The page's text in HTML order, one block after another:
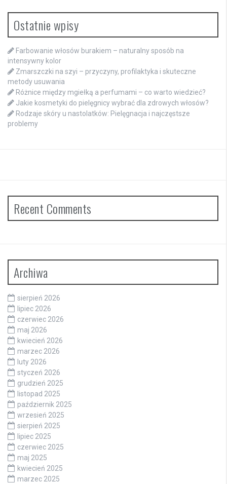
Ostatnie wpisy
Farbowanie włosów burakiem – naturalny sposób na
intensywny kolor
Zmarszczki na szyi – przyczyny, profilaktyka i skuteczne
metody usuwania
Różnice między mgiełką a perfumami – co warto wiedzieć?
Jakie kosmetyki do pielęgnicy wybrać dla zdrowych włosów?
Rodzaje skóry u nastolatków: Pielęgnacja i najczęstsze
problemy
Recent Comments
Archiwa
sierpień 2026
lipiec 2026
czerwiec 2026
maj 2026
kwiecień 2026
marzec 2026
luty 2026
styczeń 2026
grudzień 2025
listopad 2025
październik 2025
wrzesień 2025
sierpień 2025
lipiec 2025
czerwiec 2025
maj 2025
kwiecień 2025
marzec 2025